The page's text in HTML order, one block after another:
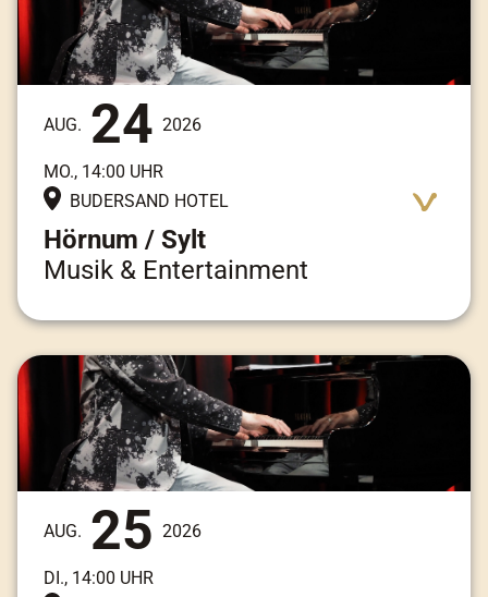
AUG. 24 2026
MO., 14:00 UHR
BUDERSAND HOTEL
Hörnum / Sylt
Musik & Entertainment
AUG. 25 2026
DI., 14:00 UHR